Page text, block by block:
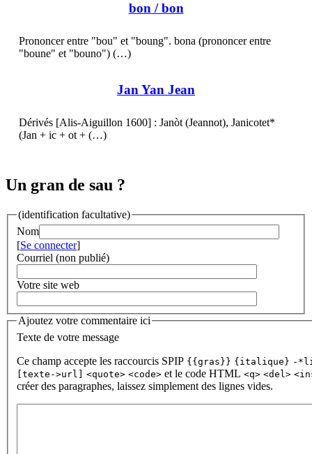
bon/ bon
Prononcer entre "bou" et "boung". bona (prononcer entre
"boune" et "bouno") (…)
Jan Yan Jean
Dérivés [Alis-Aiguillon 1600] : Janòt (Jeannot), Janicotet*
(Jan + ic + ot + (…)
Un gran de sau ?
(identification facultative)
Nom
[Se connecter]
Courriel (non publié)
Votre site web
Ajoutez votre commentaire ici
Texte de votre message
Ce champ accepte les raccourcis SPIP {{gras}} {italique} -
[texte->url] <quote> <code> et le code HTML <q> <del>
créer des paragraphes, laissez simplement des lignes vides.